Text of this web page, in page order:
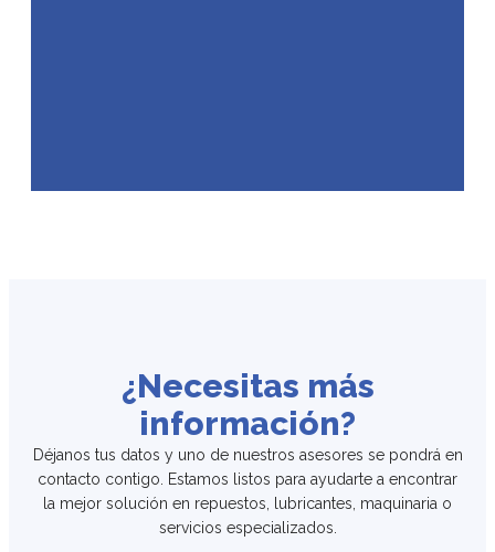
¿Necesitas más
información?
Déjanos tus datos y uno de nuestros asesores se pondrá en
contacto contigo. Estamos listos para ayudarte a encontrar
la mejor solución en repuestos, lubricantes, maquinaria o
servicios especializados.